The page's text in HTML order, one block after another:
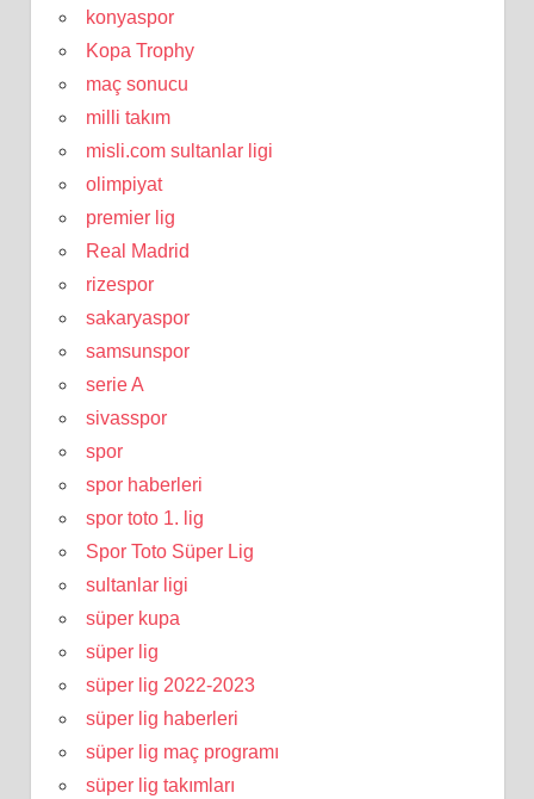
konyaspor
Kopa Trophy
maç sonucu
milli takım
misli.com sultanlar ligi
olimpiyat
premier lig
Real Madrid
rizespor
sakaryaspor
samsunspor
serie A
sivasspor
spor
spor haberleri
spor toto 1. lig
Spor Toto Süper Lig
sultanlar ligi
süper kupa
süper lig
süper lig 2022-2023
süper lig haberleri
süper lig maç programı
süper lig takımları